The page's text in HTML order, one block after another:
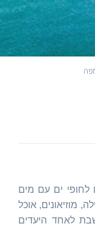
לחופי ים עם מים
מוזיאונים, אוכל
לאחד היעדים